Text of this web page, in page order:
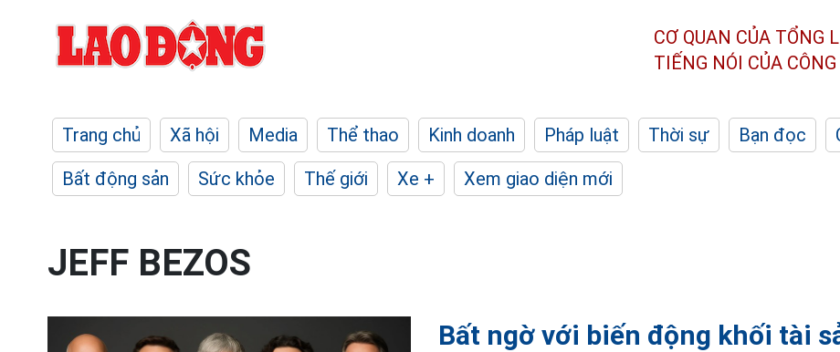
CƠ QUAN CỦA TỔNG
TIẾNG NÓI CỦA
Trang chủ Xã hội Media Thể thao Kinh doanh Pháp luật Thời sự Bạn đọc
Bất động sản
Sức khỏe Thế giới Xe + Xem giao diện mới
JEFF BEZOS
Bất ngờ với biến động khối tài